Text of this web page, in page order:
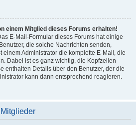
einem Mitglied dieses Forums erhalten!
E-Mail-Formular dieses Forums hat einige
die solche Nachrichten senden,
Administrator die komplette E-Mail, die
Dabei ist es ganz wichtig, die Kopfzeilen
enthalten Details über den Benutzer, der die
kann dann entsprechend reagieren.